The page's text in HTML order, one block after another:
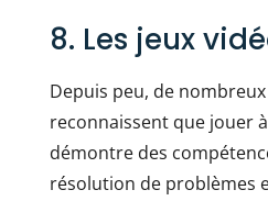
8. Les jeux
Depuis peu, de
reconnaissent que jouer
démontre des
résolution de problèmes